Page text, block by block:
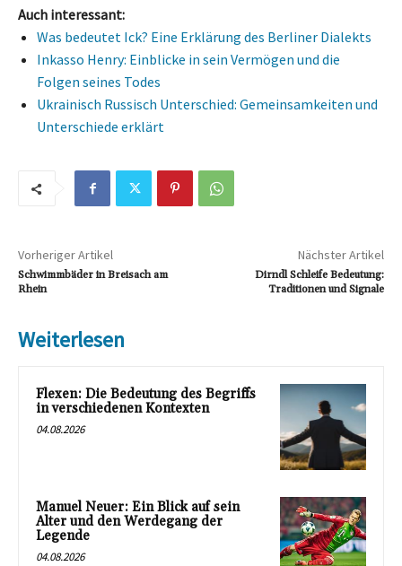
Auch interessant:
Was bedeutet Ick? Eine Erklärung des Berliner Dialekts
Inkasso Henry: Einblicke in sein Vermögen und die
Folgen seines Todes
Ukrainisch Russisch Unterschied: Gemeinsamkeiten und
Unterschiede erklärt
Vorheriger Artikel
Schwimmbäder in Breisach am
Rhein
Nächster Artikel
Dirndl Schleife Bedeutung:
Traditionen und Signale
Weiterlesen
Flexen: Die Bedeutung des Begriffs
in verschiedenen Kontexten
04.08.2026
Manuel Neuer: Ein Blick auf sein
Alter und den Werdegang der
Legende
04.08.2026